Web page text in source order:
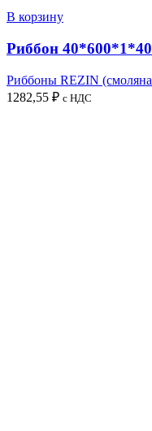
В корзину
Риббон
Риббоны REZIN
1282,55 ₽ с НДС